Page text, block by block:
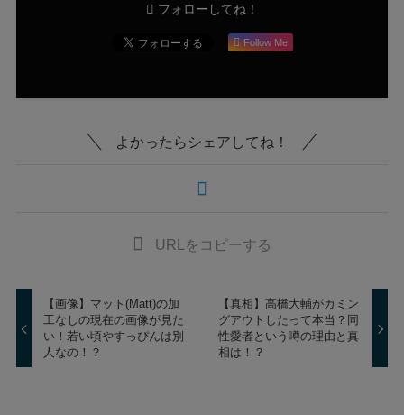
フォローしてね！
Follow Me
よかったらシェアしてね！
URLをコピーする
【画像】マット(Matt)の加
工なしの現在の画像が見た
い！若い頃やすっぴんは別
人なの！？
【真相】高橋大輔がカミン
グアウトしたって本当？同
性愛者という噂の理由と真
相は！？